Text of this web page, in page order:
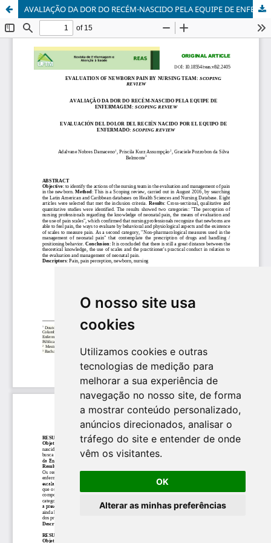
O nosso site usa
cookies
Utilizamos cookies e outras
tecnologias de medição para
melhorar a sua experiência de
navegação no nosso site, de forma
a mostrar conteúdo personalizado,
anúncios direcionados, analisar o
tráfego do site e entender de onde
vêm os visitantes.
OK
Alterar as minhas preferências
AVALIAÇÃO DA DOR DO RECÉM-NASCIDO PELA EQUIPE DE ENFERMAGEM: SCOPING REVIEW